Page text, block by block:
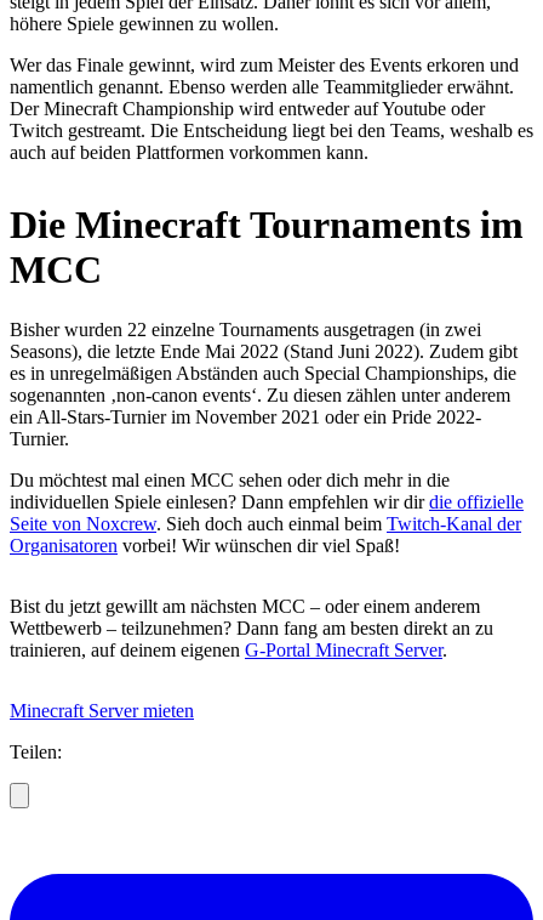
höhere Spiele gewinnen zu wollen.
Wer das Finale gewinnt, wird zum Meister des Events erkoren und
namentlich genannt. Ebenso werden alle Teammitglieder erwähnt.
Der Minecraft Championship wird entweder auf Youtube oder
Twitch gestreamt. Die Entscheidung liegt bei den Teams, weshalb es
auch auf beiden Plattformen vorkommen kann.
Die Minecraft Tournaments im
MCC
Bisher wurden 22 einzelne Tournaments ausgetragen (in zwei
Seasons), die letzte Ende Mai 2022 (Stand Juni 2022). Zudem gibt
es in unregelmäßigen Abständen auch Special Championships, die
sogenannten ‚non-canon events‘. Zu diesen zählen unter anderem
ein All-Stars-Turnier im November 2021 oder ein Pride 2022-
Turnier.
Du möchtest mal einen MCC sehen oder dich mehr in die
individuellen Spiele einlesen? Dann empfehlen wir dirdie offizielle
Seite von Noxcrew. Sieh doch auch einmal beim Twitch-Kanal der
Organisatoren vorbei! Wir wünschen dir viel Spaß!
Bist du jetzt gewillt am nächsten MCC – oder einem anderem
Wettbewerb – teilzunehmen? Dann fang am besten direkt an zu
trainieren, auf deinem eigenen G-Portal Minecraft Server.
Minecraft Server mieten
Teilen: